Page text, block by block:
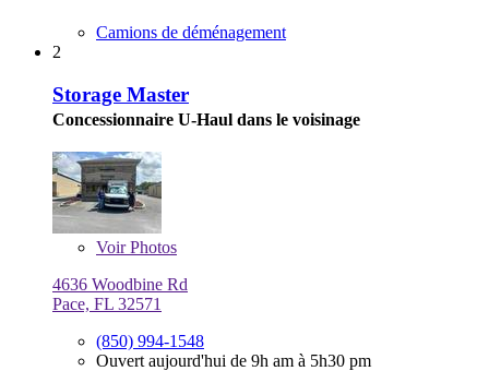
Camions de déménagement
2
Storage Master
Concessionnaire U-Haul dans le voisinage
VoirPhotos
4636 Woodbine Rd
Pace, FL 32571
(850) 994-1548
Ouvert aujourd'hui de 9h am à 5h30 pm